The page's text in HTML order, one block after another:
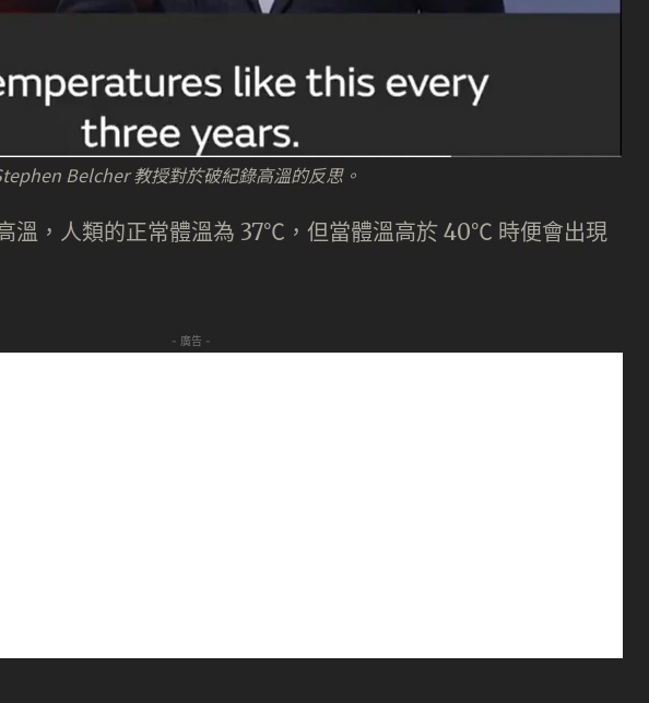
Belcher 教授對於破紀錄高溫的反思。
溫，人類的正常體溫為 37℃，但當體溫高於 40℃ 時便會出現
- 廣告 -